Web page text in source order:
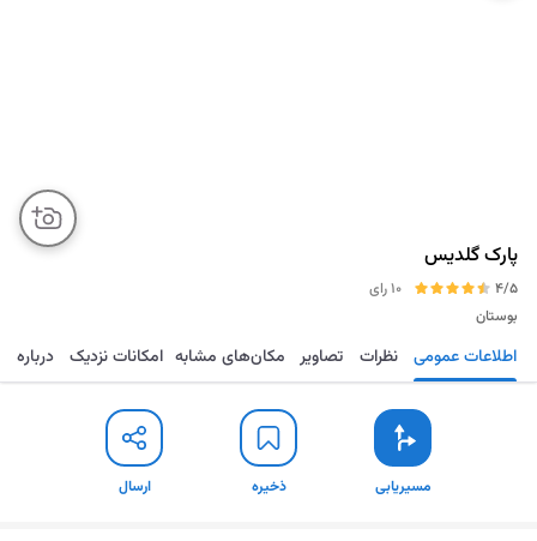
پارک گلدیس
4/5
10 رای
بوستان
مسیریابی ذخیره ارسال اطلاعات عمومی نظرات تصاویر مکان‌های مشابه امکانات نزدیک درباره
مسیریابی ذخیره ارسال